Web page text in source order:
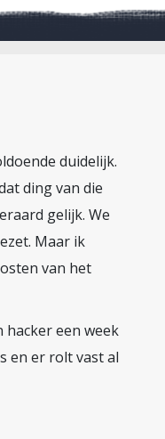
duidelijk.
ding van die
gelijk. We
Maar ik
van het
hacker een week
en er rolt vast al